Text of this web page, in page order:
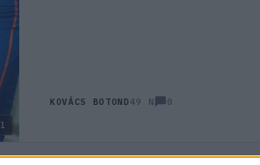
KOVÁCS BOTOND49 N 0